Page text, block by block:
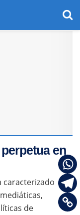
en
caracterizado
de